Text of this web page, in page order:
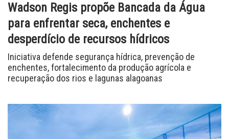
Wadson Regis propõe Bancada da Água
para enfrentar seca, enchentes e
desperdício de recursos hídricos
Iniciativa defende segurança hídrica, prevenção de
enchentes, fortalecimento da produção agrícola e
recuperação dos rios e lagunas alagoanas